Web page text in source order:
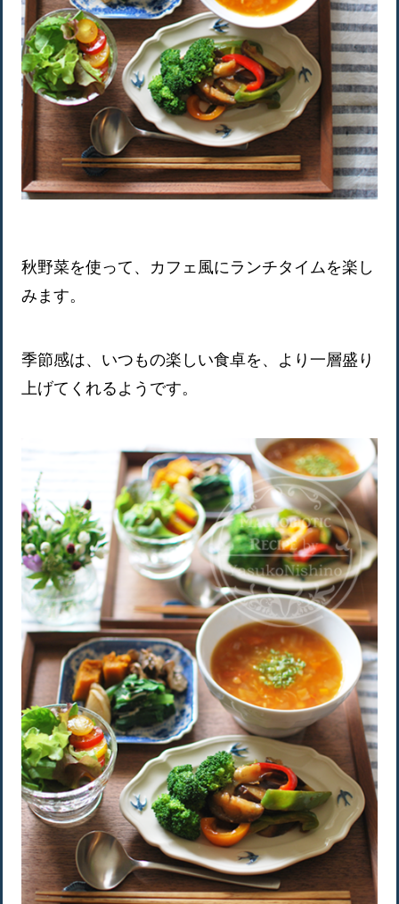
秋野菜を使って、カフェ風にランチタイムを楽し
みます。
季節感は、いつもの楽しい食卓を、より一層盛り
上げてくれるようです。